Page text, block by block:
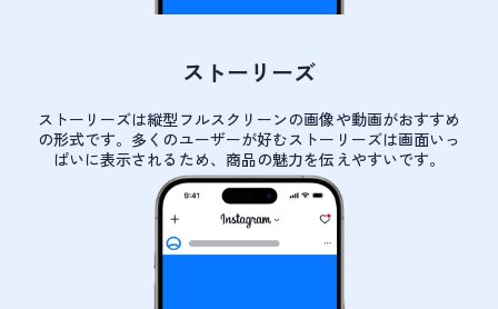
ストーリーズ
ストーリーズは縦型フルスクリーンの画像や動画がおすすめ
の形式です。多くのユーザーが好むストーリーズは画面いっ
ぱいに表示されるため、商品の魅力を伝えやすいです。